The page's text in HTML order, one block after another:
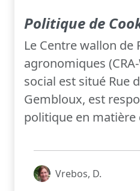
Politique de
Le Centre wallon de
agronomiques
social est situé Rue
Gembloux, est
politique en matière
Vrebos, D.